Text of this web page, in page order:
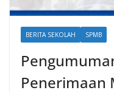
BERITA SEKOLAH SPMB
Penerimaan